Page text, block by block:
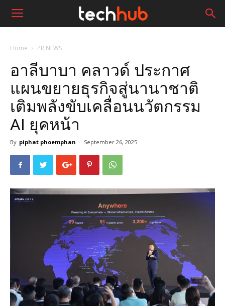
Home PR NEWS
อาลีบาบา คลาวด์ ประกาศ
แผนขยายธุรกิจสู่นานาชาติ
เติมพลังขับเคลื่อนนวัตกรรม
AI ยุคหน้า
By piphat phoemphan - September 26, 2025